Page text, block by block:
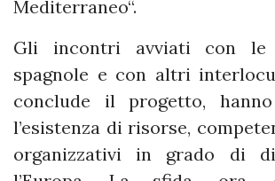
Mediterraneo“.
Gli incontri avviati con le
spagnole e con altri
conclude il progetto,
l’esistenza di risorse,
organizzativi in grado di